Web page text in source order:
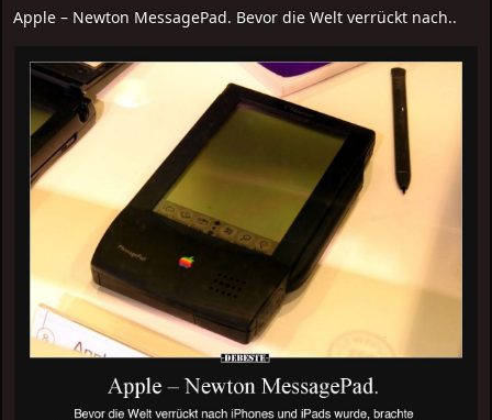
Apple – Newton MessagePad. Bevor die Welt verrückt nach..